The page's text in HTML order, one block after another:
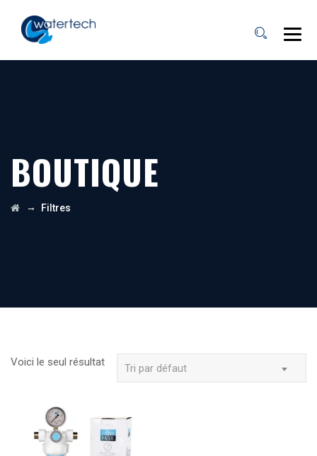
BOUTIQUE
→ Filtres
Voici le seul résultat Tri par défaut